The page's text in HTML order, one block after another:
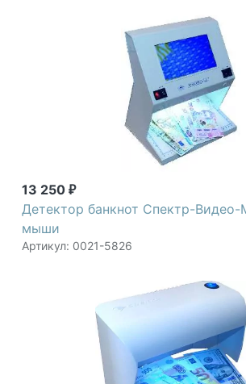
13 250 ₽
Детектор банкнот Спектр-
мыши
Артикул: 0021-5826